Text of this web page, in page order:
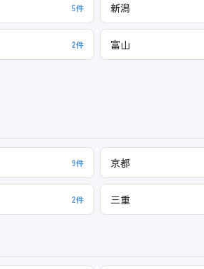
5件 新潟
2件 富山
9件 京都
2件 三重